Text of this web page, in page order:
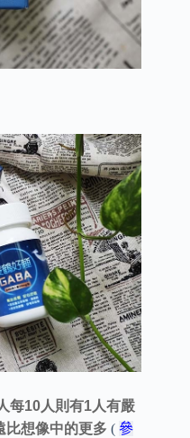
每10人則有1人有嚴
比想像中的更多 ( 參